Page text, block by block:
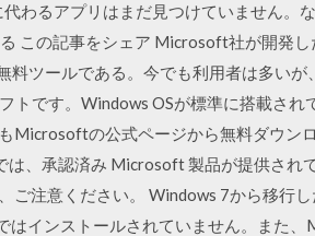
わるアプリはまだ見つけていません。
この記事をシェア Microsoft社が開発
料ツールである。今でも利用者は多い
です。Windows OSが標準に搭載され
Microsoftの公式ページから無料ダウン
、承認済み Microsoft 製品が提供され
注意ください。 Windows 7から移行
インストールされていません。また、